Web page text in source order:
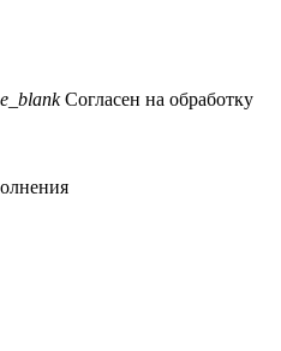
Согласен на обработку